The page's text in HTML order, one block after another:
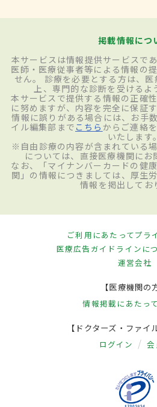
掲載情報につ
本サービスは情報提供サービスで
医師・医療従事者等による情報の
せん。 診療を必要とする方は、
上、専門的な診断を受けるよ
本サービスで提供する情報の正確
に努めますが、内容を完全に保証
情報に誤りがある場合には、お手
イル編集部まで こちら からご連絡
いたします。
※自由診療の内容が含まれている
については、直接医療機関にお
なお、「マイナンバーカードの健
関」の情報につきましては、厚生
情報を掲出してお
ご利用にあたってプラ
医療広告ガイドラインに
運営会社
【医療機関の
情報掲載にあたって
【ドクターズ・ファイ
ログイン